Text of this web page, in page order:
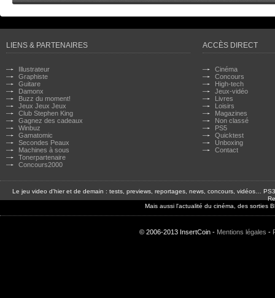
LIENS & PARTENAIRES
Illustrateur
Graphiste
Guitare
Damonx
Buzz du moment!
Jeux Jeux Jeux
Club Stephen King
Gagnez des cadeaux
Winbuz
Gamatomic
Secondes Peaux
Machines à sous
Tonerpartenaire
Concours2000
ACCÈS DIRECT
Cinéma
Concours
High-tech
Jeux-vidéo
Livres
Loisirs
Magazines
Non classé
PS5
Quicktest
Unboxing
Contact
Le jeu video d'hier et de demain : tests, previews, reportages, news, concours, vidéos…
Mais aussi l'actualité du cinéma, des sorties
© 2006-2013 InsertCoin - Mentions légales -